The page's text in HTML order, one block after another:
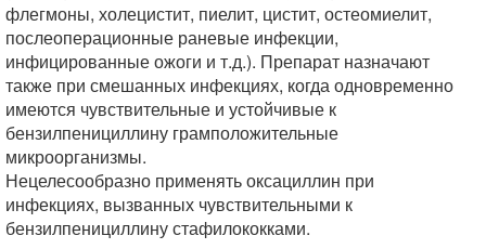
флегмоны, холецистит, пиелит, цистит, остеомиелит,
послеоперационные раневые инфекции,
инфицированные ожоги и т.д.). Препарат назначают
также при смешанных инфекциях, когда одновременно
имеются чувствительные и устойчивые к
бензилпенициллину грамположительные
микроорганизмы.
Нецелесообразно применять оксациллин при
инфекциях, вызванных чувствительными к
бензилпенициллину стафилококками.